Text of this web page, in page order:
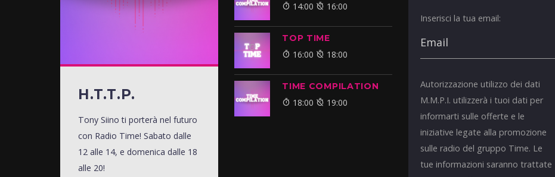
H.T.T.P.
Tony Siino ti porterà nel futuro
con Radio Time! Sabato dalle
12 alle 14, e domenica dalle 18
alle 20!
14:00 16:00
TOP TIME
16:00 18:00
TIME COMPILATION
18:00 19:00
Inserisci la tua email:
Autorizzazione utilizzo dei dati
M.M.P.I. utilizzerà i tuoi dati per
informarti sulle offerte e le
iniziative legate alla promozione
sulle radio del gruppo Time. Le
tue informazioni saranno trattate